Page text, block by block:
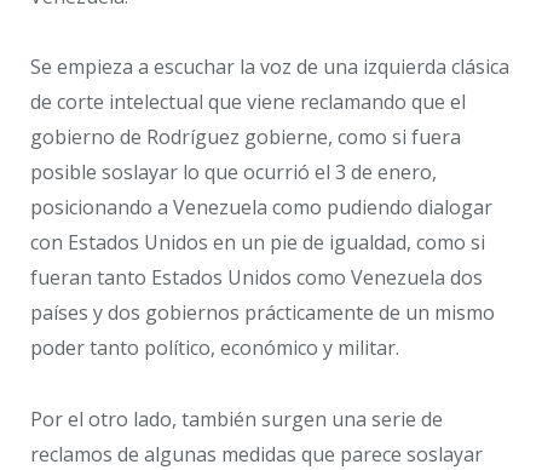
Se empieza a escuchar la voz de una izquierda clásica
de corte intelectual que viene reclamando que el
gobierno de Rodríguez gobierne, como si fuera
posible soslayar lo que ocurrió el 3 de enero,
posicionando a Venezuela como pudiendo dialogar
con Estados Unidos en un pie de igualdad, como si
fueran tanto Estados Unidos como Venezuela dos
países y dos gobiernos prácticamente de un mismo
poder tanto político, económico y militar.
Por el otro lado, también surgen una serie de
reclamos de algunas medidas que parece soslayar